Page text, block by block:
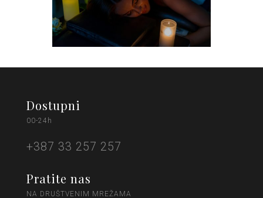
Dostupni
00-24h
+387 33 257 257
Pratite nas
NA DRUŠTVENIM MREŽAMA